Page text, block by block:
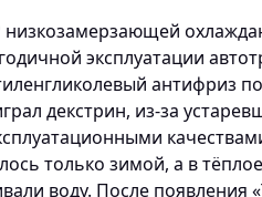
низкозамерзающей
эксплуатации
антифриз
декстрин, из-за
только зимой, а в
воду. После появления